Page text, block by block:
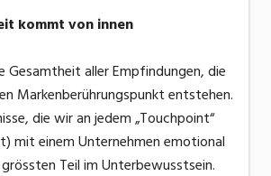
kommt von innen
Gesamtheit aller Empfindungen, die
Markenberührungspunkt entstehen.
die wir an jedem „Touchpoint“
mit einem Unternehmen emotional
Teil im Unterbewusstsein.